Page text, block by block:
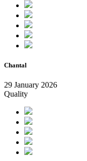
Chantal
29 January 2026
Quality